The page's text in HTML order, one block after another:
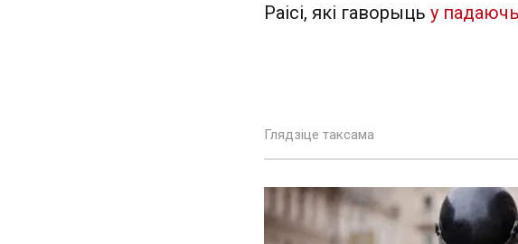
Раісі, які гаворыць у
Глядзіце таксама